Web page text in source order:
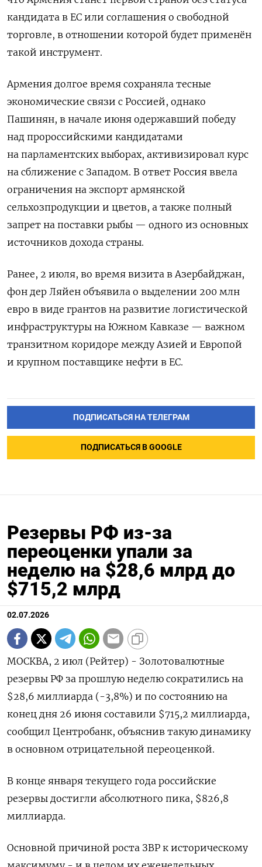
кандидата в ЕС или соглашения о свободной
торговле, в отношении которой будет применён
такой инструмент.
Армения долгое время сохраняла тесные
экономические связи с Россией, однако
Пашинян, в начале июня одержавший победу
над пророссийскими кандидатами
на парламентских выборах, активизировал курс
на сближение с Западом. В ответ Россия ввела
ограничения на экспорт армянской
сельхозпродукции и цветов, а также полный
запрет на поставки рыбы — одного из основных
источников дохода страны.
Ранее, 2 июля, во время визита в Азербайджан,
фон дер Ляйен объявила о выделении 200 млн
евро в виде грантов на развитие логистической
инфраструктуры на Южном Кавказе — важном
транзитном коридоре между Азией и Европой
и крупном поставщике нефти в ЕС.
ПОДПИСАТЬСЯ НА ТЕЛЕГРАМ
ПОДПИСАТЬСЯ В GOOGLE
Резервы РФ из-за
переоценки упали за
неделю на $28,6 млрд до
$715,2 млрд
02.07.2026
МОСКВА, 2 июл (Рейтер) - Золотовалютные
резервы РФ за прошлую неделю ‌сократились на
$28,6 миллиарда (-3,8%) и по состоянию на
конец ​дня ​26 ​июня составили $715,2 ⁠миллиарда,
сообщил Центробанк, ‌объяснив такую ‌динамику
в основном отрицательной переоценкой.
В конце ​января текущего ‌года российские
резервы ​достигли абсолютного пика, $826,8
миллиарда.
Основной ‌причиной роста ЗВР к историческому